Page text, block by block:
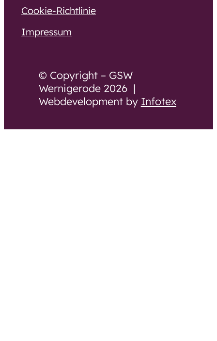
Cookie-Richtlinie
Impressum
© Copyright – GSW
Wernigerode 2026 |
Webdevelopment by Infotex